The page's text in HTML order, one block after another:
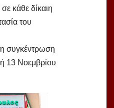
κάθε δίκαιη
του
συγκέντρωση
13 Νοεμβρίου